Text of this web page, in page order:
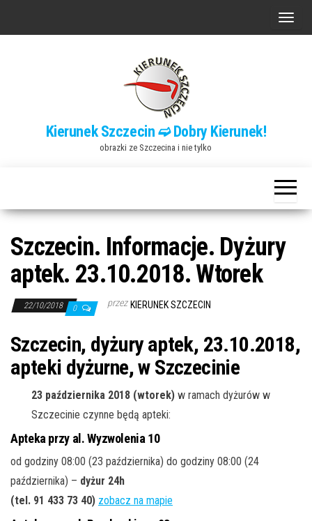
P
n
a
w
ę
Kierunek Szczecin ➫ Dobry Kierunek!
obrazki ze Szczecina i nie tylko
Szczecin. Informacje. Dyżury
aptek. 23.10.2018. Wtorek
22/10/2018 0 przez KIERUNEK SZCZECIN
Szczecin, dyżury aptek, 23.10.2018,
apteki dyżurne, w Szczecinie
23 października 2018 (wtorek) w ramach dyżurów w
Szczecinie czynne będą apteki:
Apteka przy al. Wyzwolenia 10
od godziny 08:00 (23 października) do godziny 08:00 (24
października) – dyżur 24h
(tel. 91 433 73 40) zobacz na mapie